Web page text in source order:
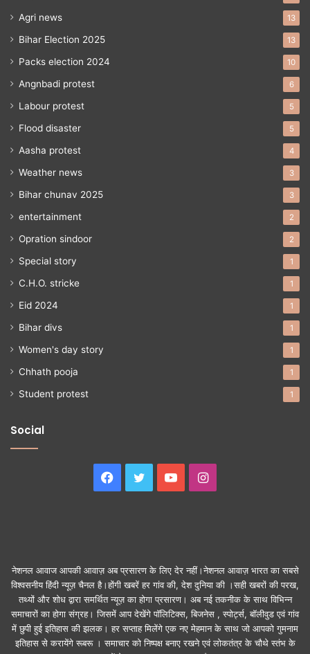
Agri news 13
Bihar Election 2025 13
Packs election 2024 10
Angnbadi protest 6
Labour protest 5
Flood disaster 5
Aasha protest 4
Weather news 3
Bihar chunav 2025 3
entertainment 2
Opration sindoor 2
Special story 1
C.H.O. stricke 1
Eid 2024 1
Bihar divs 1
Women's day story 1
Chhath pooja 1
Student protest 1
Social
Facebook
Twitter YouTubeInstagram
नेशनल आवाज आपकी आवाज़ अब प्रसारण के लिए देर नहीं।नेशनल आवाज़ भारत का सबसे
विश्वसनीय हिंदी न्यूज़ चैनल है।होंगी खबरें हर गांव की, देश दुनिया की ।सही खबरों की परख,
तथ्यों और शोध द्वारा समर्थित न्यूज़ का होगा प्रसारण। अब नई तकनीक के साथ विभिन्न
समाचारों का होगा संग्रह। जिसमें आप देखेंगे पॉलिटिक्स, बिजनेस , स्पोर्ट्स, बॉलीवुड एवं गांव
में छुपी हुई इतिहास की झलक। हर सप्ताह मिलेंगे एक नए मेहमान के साथ जो आपको गुमनाम
इतिहास से करायेंगे रूबरू । समाचार को निष्पक्ष बनाए रखने एवं लोकतंत्र के चौथे स्तंभ के